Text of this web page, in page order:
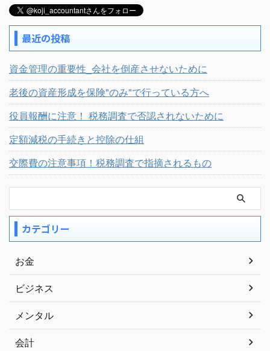
最近の投稿
資金管理の重要性_会社を倒産させないために
老後の資産形成を保険"のみ"で行っている方へ
役員報酬に注意！ 税務調査で否認されないために
定額減税の手続きと控除の仕組
交際費の注意事項！税務調査で指摘されるもの
カテゴリー
お金
ビジネス
メンタル
会計